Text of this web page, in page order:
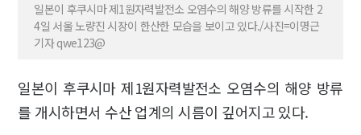
일본이 후쿠시마 제1원자력발전소 오염수의 해양 방류를 시작한 2
4일 서울 노량진 시장이 한산한 모습을 보이고 있다./사진=이명근
기자 qwe123@
일본이 후쿠시마 제1원자력발전소 오염수의 해양 방류
를 개시하면서 수산 업계의 시름이 깊어지고 있다.